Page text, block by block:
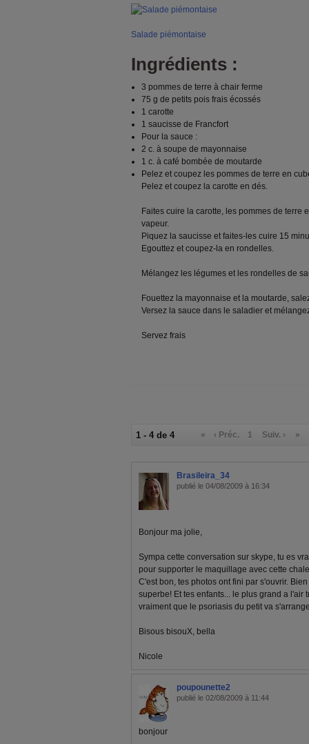
Salade piémontaise
Ingrédients :
3 pommes de terre à chair ferme
75 g de petits pois frais écossés
1 carotte
1 saucisse de Francfort
Pour la sauce :
2 c. à soupe de mayonnaise
1 c. à café bombée de moutarde
Pelez et coupez les pommes de terre en
Pelez et coupez la carotte en dés.
Faites cuire la carotte, les pommes de terre
vapeur.
Piquez la saucisse et faites-les cuire 15
Egouttez et coupez-la en rondelles.
Mélangez les légumes et les rondelles de
Fouettez la mayonnaise et la moutarde,
Versez la sauce dans le saladier et
Servez frais
1 - 4 de 4 « ‹ Préc. 1 Suiv. › »
Brasileira_34
publié le 04/08/2009 à 16:34
Bonjour ma jolie,
Sympa cette conversation sur skype, tu es
pour supporter le maquillage avec cette
C'est bon, tes photos ont fini par s'ouvrir.
superbe! Et tes enfants... le plus grand a l'air
vraiment que le psoriasis du petit va
Bisous bisouX, bella
Nicole
poupounette2
publié le 02/08/2009 à 11:44
bonjour